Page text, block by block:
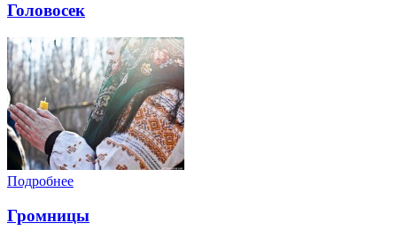
Головосек
Подробнее
Громницы